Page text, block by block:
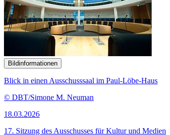
Bildinformationen
Blick in einen Ausschusssaal im Paul-Löbe-Haus
© DBT/Simone M. Neuman
18.03.2026
17. Sitzung des Ausschusses für Kultur und Medien